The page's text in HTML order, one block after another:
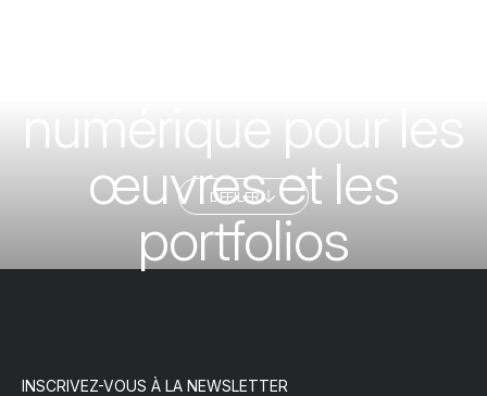
numérique pour les
œuvres et les
portfolios
DÉFILER
INSCRIVEZ-VOUS À LA NEWSLETTER